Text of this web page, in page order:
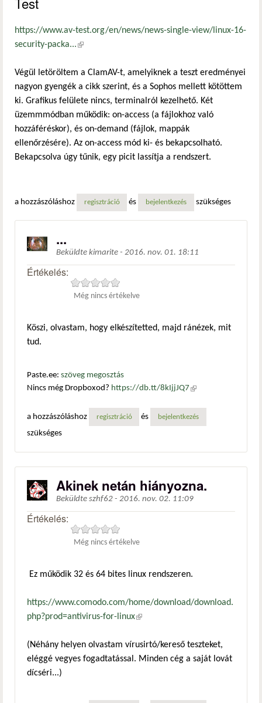
https://www.av-test.org/en/news/news-single-view/linux-16-
security-packa...(külső hivatkozás)
Végül letöröltem a ClamAV-t, amelyiknek a teszt eredményei
nagyon gyengék a cikk szerint, és a Sophos mellett kötöttem
ki. Grafikus felülete nincs, terminalról kezelhető. Két
üzemmmódban működik: on-access (a fájlokhoz való
hozzáféréskor), és on-demand (fájlok, mappák
ellenőrzésére). Az on-access mód ki- és bekapcsolható.
Bekapcsolva úgy tűnik, egy picit lassítja a rendszert.
a hozzászóláshoz regisztráció és bejelentkezés szükséges
...
Beküldte kimarite - 2016. nov. 01. 18:11
Értékelés:
Még nincs értékelve
Köszi, olvastam, hogy elkészítetted, majd ránézek, mit
tud.
Paste.ee: szöveg megosztás
Nincs még Dropboxod? https://db.tt/8kIjjJQ7 (külső
a hozzászóláshoz
regisztráció és bejelentkezés
szükséges
Akinek netán hiányozna.
Beküldte szhf62 - 2016. nov. 02. 11:09
Értékelés:
Még nincs értékelve
Ez működik 32 és 64 bites linux rendszeren.
https://www.comodo.com/home/download/download.
php?prod=antivirus-for-linux(külső hivatkozás)
(Néhány helyen olvastam vírusirtó/kereső teszteket,
eléggé vegyes fogadtatással. Minden cég a saját lovát
dícséri...)